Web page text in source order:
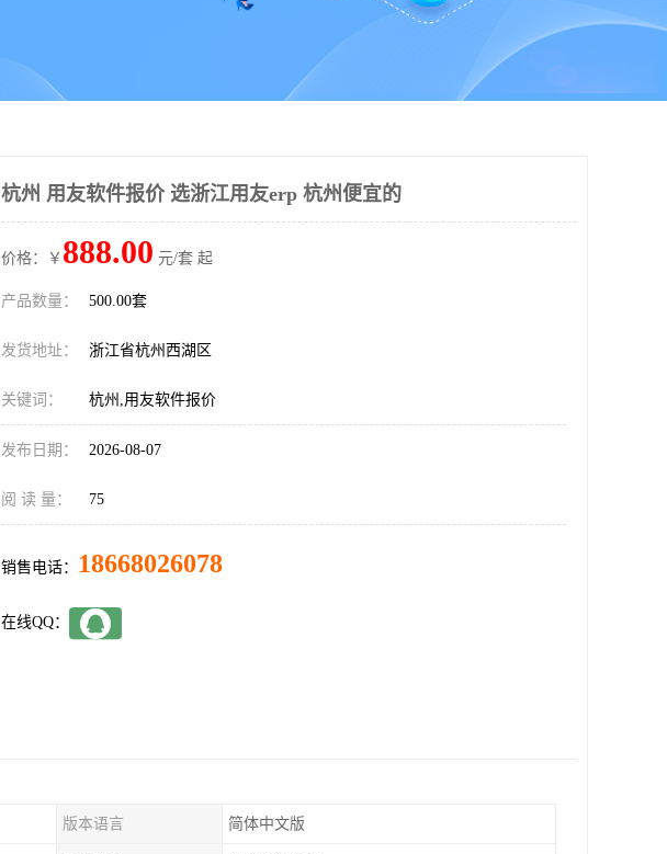
杭州 用友软件报价 选浙江用友erp 杭州便宜的
价格：￥ 888.00 元/套 起
产品数量： 500.00套
发货地址： 浙江省杭州西湖区
关键词： 杭州,用友软件报价
发布日期： 2026-08-07
阅 读 量： 75
销售电话： 18668026078
在线QQ：
版本语言 简体中文版